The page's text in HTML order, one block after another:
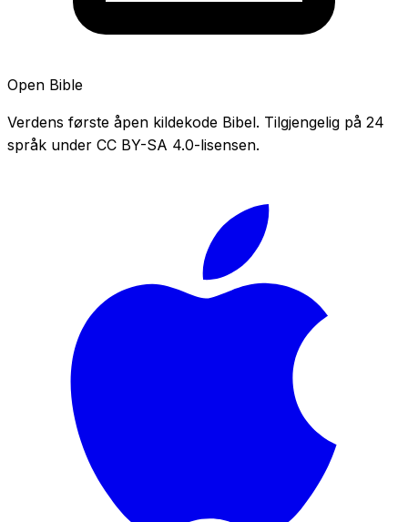
Open Bible
Verdens første åpen kildekode Bibel. Tilgjengelig på 24
språk under CC BY-SA 4.0-lisensen.